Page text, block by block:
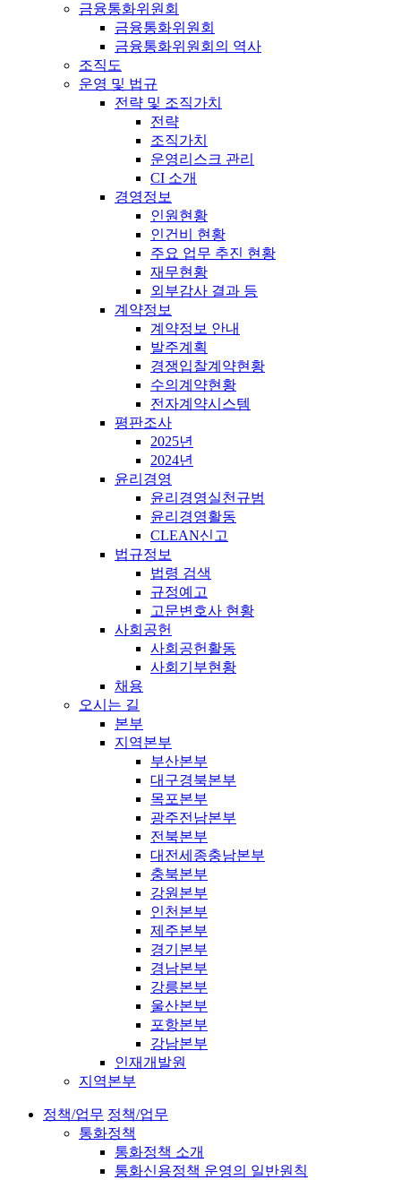
금융통화위원회
금융통화위원회
금융통화위원회의 역사
조직도
운영 및 법규
전략 및 조직가치
전략
조직가치
운영리스크 관리
CI 소개
경영정보
인원현황
인건비 현황
주요 업무 추진 현황
재무현황
외부감사 결과 등
계약정보
계약정보 안내
발주계획
경쟁입찰계약현황
수의계약현황
전자계약시스템
평판조사
2025년
2024년
윤리경영
윤리경영실천규범
윤리경영활동
CLEAN신고
법규정보
법령 검색
규정예고
고문변호사 현황
사회공헌
사회공헌활동
사회기부현황
채용
오시는 길
본부
지역본부
부산본부
대구경북본부
목포본부
광주전남본부
전북본부
대전세종충남본부
충북본부
강원본부
인천본부
제주본부
경기본부
경남본부
강릉본부
울산본부
포항본부
강남본부
인재개발원
지역본부
정책/업무 정책/업무
통화정책
통화정책 소개
통화신용정책 운영의 일반원칙